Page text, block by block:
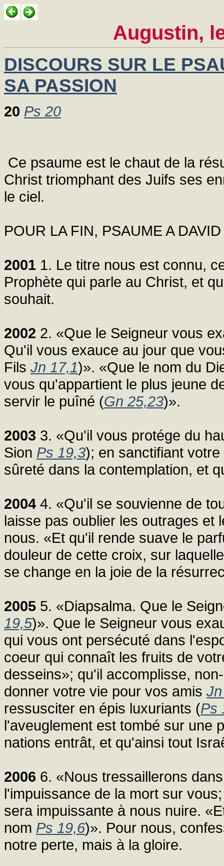
Augustin,
DISCOURS SUR LE
SA PASSION
20 Ps 20
Ce psaume est le chaut de la
Christ triomphant des Juifs ses
le ciel.
POUR LA FIN, PSAUME A
2001 1. Le titre nous est connu,
Prophète qui parle au Christ, et
souhait.
2002 2. «Que le Seigneur vous
Qu'il vous exauce au jour que
Fils Jn 17,1)». «Que le nom du
vous qu'appartient le plus jeune
servir le puîné (Gn 25,23)».
2003 3. «Qu'il vous protége du
Sion Ps 19,3); en sanctifiant
sûreté dans la contemplation, et
2004 4. «Qu'il se souvienne de
laisse pas oublier les outrages et
nous. «Et qu'il rende suave le
douleur de cette croix, sur
se change en la joie de la
2005 5. «Diapsalma. Que le
19,5)». Que le Seigneur vous
qui vous ont persécuté dans
coeur qui connaît les fruits de
desseins»; qu'il accomplisse,
donner votre vie pour vos amis
ressusciter en épis luxuriants (Ps
l'aveuglement est tombé sur une
nations entrât, et qu'ainsi tout
2006 6. «Nous tressaillerons
l'impuissance de la mort sur
sera impuissante à nous nuire.
nom Ps 19,6)». Pour nous,
notre perte, mais à la gloire.